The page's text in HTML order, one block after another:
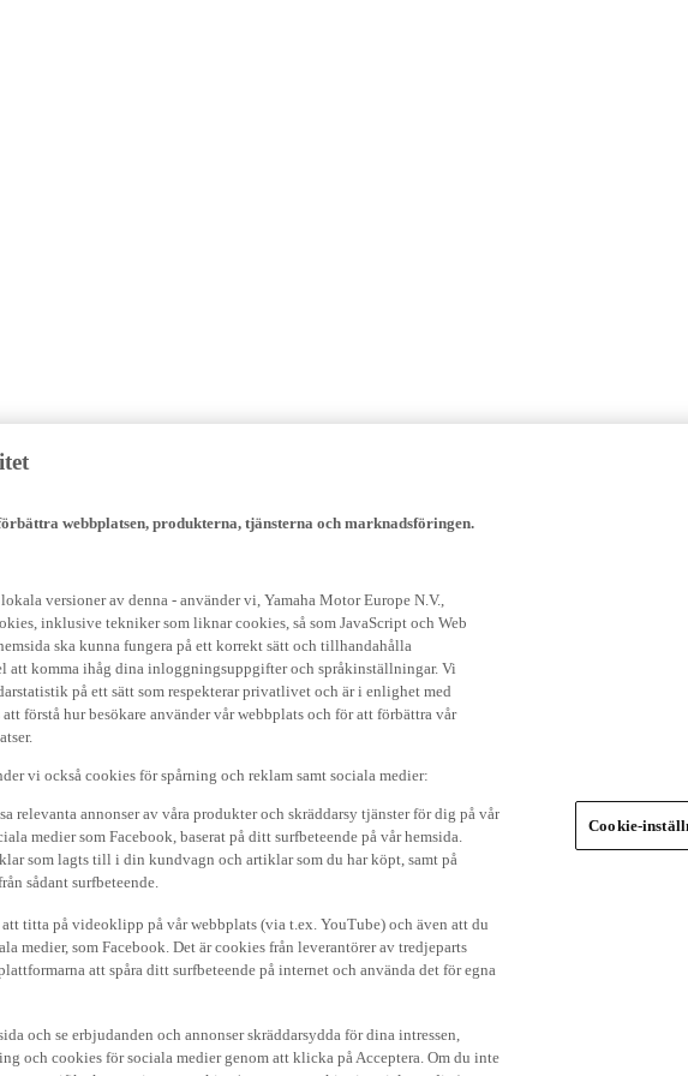
webbplatsen, produkterna, tjänsterna och marknadsföringen.
versioner av denna - använder vi, Yamaha Motor Europe N.V.,
inklusive tekniker som liknar cookies, så som JavaScript och Web
ska kunna fungera på ett korrekt sätt och tillhandahålla
att komma ihåg dina inloggningsuppgifter och språkinställningar. Vi
på ett sätt som respekterar privatlivet och är i enlighet med
förstå hur besökare använder vår webbplats och för att förbättra vår
vi också cookies för spårning och reklam samt sociala medier:
relevanta annonser av våra produkter och skräddarsy tjänster för dig på vår
medier som Facebook, baserat på ditt surfbeteende på vår hemsida.
som lagts till i din kundvagn och artiklar som du har köpt, samt på
sådant surfbeteende.
titta på videoklipp på vår webbplats (via t.ex. YouTube) och även att du
medier, som Facebook. Det är cookies från leverantörer av tredjeparts
att spåra ditt surfbeteende på internet och använda det för egna
och se erbjudanden och annonser skräddarsydda för dina intressen,
och cookies för sociala medier genom att klicka på Acceptera. Om du inte
Cookie-